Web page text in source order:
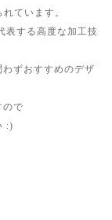
ています。
表する高度な加工技
ずおすすめのデザ
ので
:)